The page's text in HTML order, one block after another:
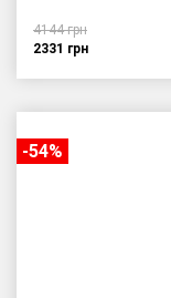
4144грн
2331 грн
-54%